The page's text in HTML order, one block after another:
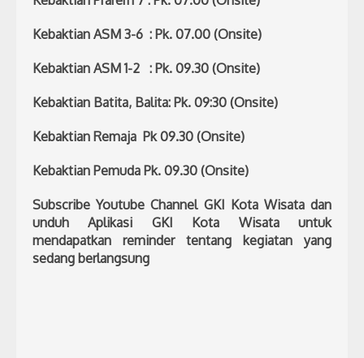
Kebaktian ASM 3-6 : Pk. 07.00 (Onsite)
Kebaktian ASM 1-2 : Pk. 09.30 (Onsite)
Kebaktian Batita, Balita: Pk. 09:30 (Onsite)
Kebaktian Remaja Pk 09.30 (Onsite)
Kebaktian Pemuda Pk. 09.30 (Onsite)
Subscribe Youtube Channel GKI Kota Wisata dan
unduh Aplikasi GKI Kota Wisata untuk
mendapatkan reminder tentang kegiatan yang
sedang berlangsung